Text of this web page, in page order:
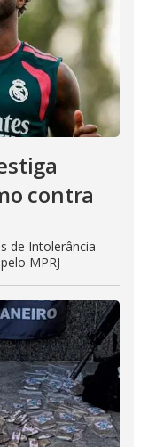
contra
de Intolerância
MPRJ